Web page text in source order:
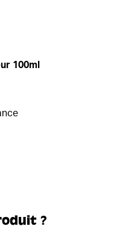
100ml
?